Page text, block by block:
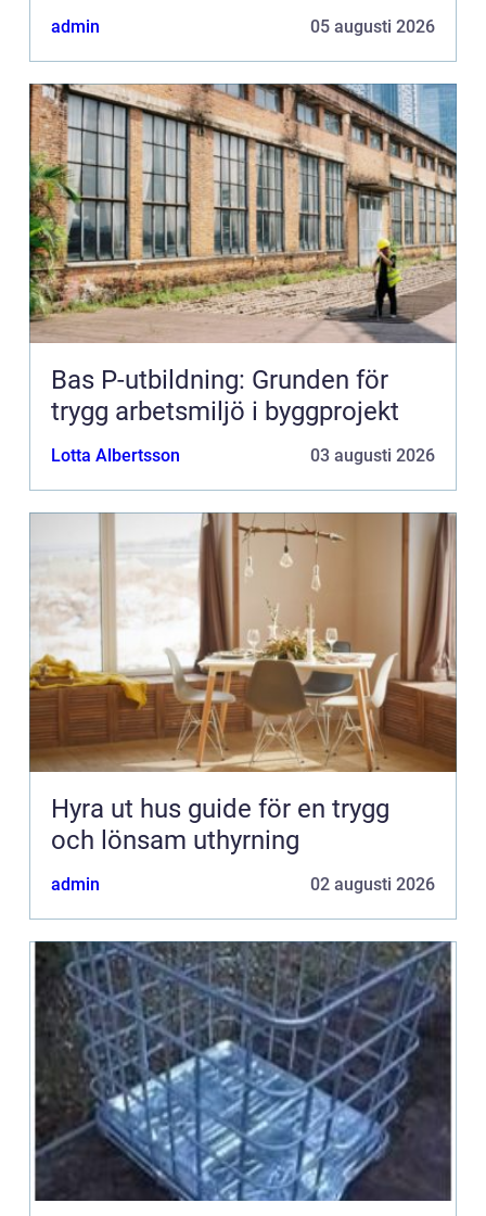
admin 05 augusti 2026
Bas P-utbildning: Grunden för
trygg arbetsmiljö i byggprojekt
Lotta Albertsson 03 augusti 2026
Hyra ut hus guide för en trygg
och lönsam uthyrning
admin 02 augusti 2026